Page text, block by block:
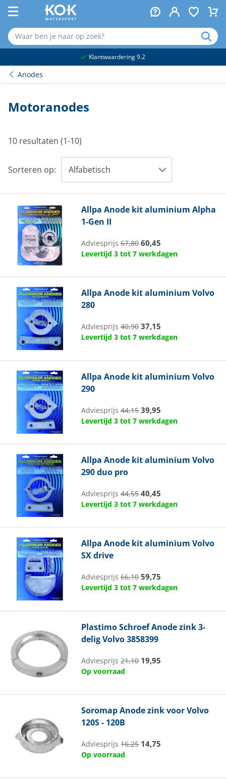
Klantwaardering 9.2
Anodes
Motoranodes
10 resultaten (1-10)
Sorteren op:
Allpa Anode kit aluminium Alpha
1-Gen II
Adviesprijs67,80 60,45
Levertijd 3 tot 7 werkdagen
Allpa Anode kit aluminium Volvo
280
Adviesprijs40,90 37,15
Levertijd 3 tot 7 werkdagen
Allpa Anode kit aluminium Volvo
290
Adviesprijs44,15 39,95
Levertijd 3 tot 7 werkdagen
Allpa Anode kit aluminium Volvo
290 duo pro
Adviesprijs44,55 40,45
Levertijd 3 tot 7 werkdagen
Allpa Anode kit aluminium Volvo
SX drive
Adviesprijs66,10 59,75
Levertijd 3 tot 7 werkdagen
PlastimoSchroef Anode zink 3-
delig Volvo 3858399
Adviesprijs21,10 19,95
Op voorraad
SoromapAnode zink voor Volvo
120S - 120B
Adviesprijs16,25 14,75
Op voorraad